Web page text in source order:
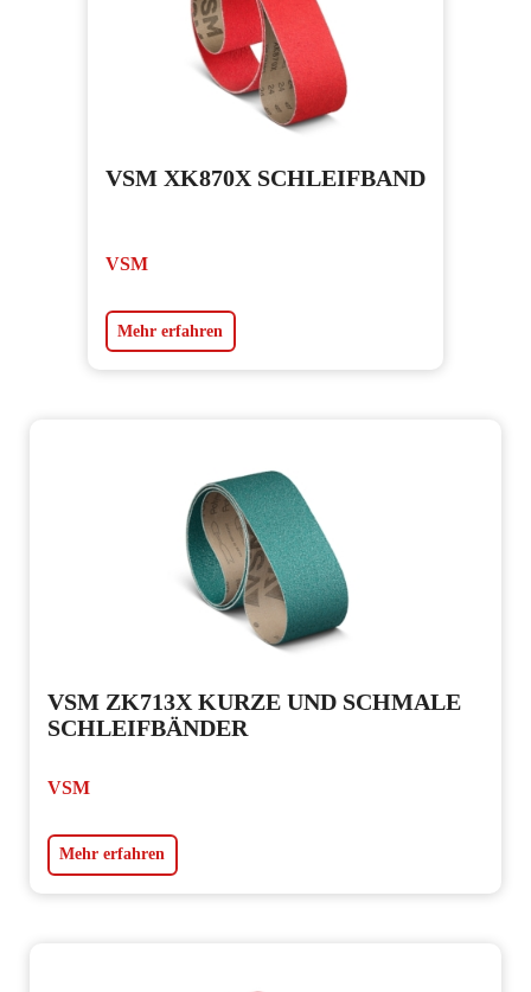
VSM XK870X SCHLEIFBAND
VSM
Mehr erfahren
VSM ZK713X KURZE UND SCHMALE
SCHLEIFBÄNDER
VSM
Mehr erfahren